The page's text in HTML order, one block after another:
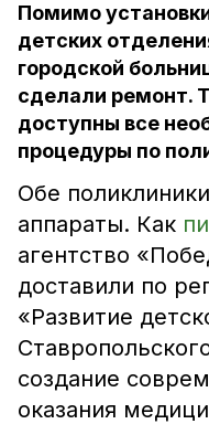
Помимо
детских
городской
сделали ремонт.
доступны все
процедуры по
Обе
аппараты. Как
агентство
доставили по
«Развитие
создание
оказания